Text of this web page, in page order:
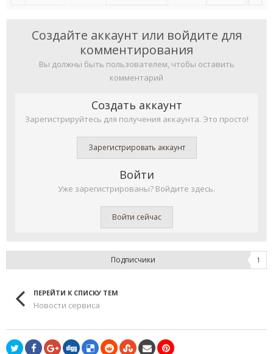
Создайте аккаунт или войдите для
комментирования
Вы должны быть пользователем, чтобы оставить
комментарий
Создать аккаунт
Зарегистрируйтесь для получения аккаунта. Это просто!
Зарегистрировать аккаунт
Войти
Уже зарегистрированы? Войдите здесь.
Войти сейчас
Подписчики 1
ПЕРЕЙТИ К СПИСКУ ТЕМ
Новости сервиса